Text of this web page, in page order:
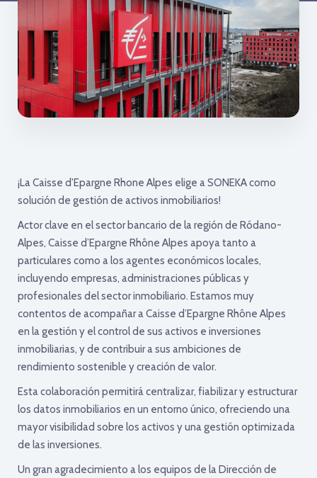
¡La Caisse d'Epargne Rhone Alpes elige a SONEKA como
solución de gestión de activos inmobiliarios!
Actor clave en el sector bancario de la región de Ródano-
Alpes, Caisse d’Epargne Rhône Alpes apoya tanto a
particulares como a los agentes económicos locales,
incluyendo empresas, administraciones públicas y
profesionales del sector inmobiliario. Estamos muy
contentos de acompañar a Caisse d’Epargne Rhône Alpes
en la gestión y el control de sus activos e inversiones
inmobiliarias, y de contribuir a sus ambiciones de
rendimiento sostenible y creación de valor.
Esta colaboración permitirá centralizar, fiabilizar y estructurar
los datos inmobiliarios en un entorno único, ofreciendo una
mayor visibilidad sobre los activos y una gestión optimizada
de las inversiones.
Un gran agradecimiento a los equipos de la Dirección de